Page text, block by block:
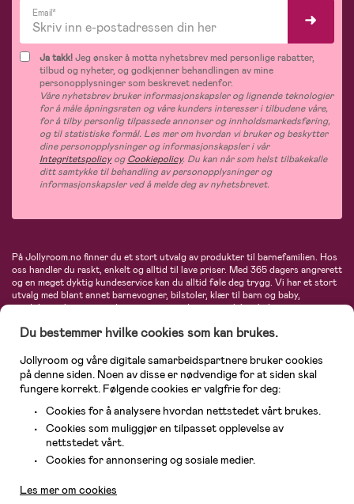
Email*
Ja takk!Jeg ønsker å motta nyhetsbrev med personlige rabatter,
tilbud og nyheter, og godkjenner behandlingen av mine
personopplysninger som beskrevet nedenfor.
Våre nyhetsbrev bruker informasjonskapsler og lignende teknologier
for å måle åpningsraten og våre kunders interesser i tilbudene våre,
for å tilby personlig tilpassede annonser og innholdsmarkedsføring,
og til statistiske formål. Les mer om hvordan vi bruker og beskytter
dine personopplysninger og informasjonskapsler i vår
IntegritetspolicyogCookiepolicy. Du kan når som helst tilbakekalle
ditt samtykke til behandling av personopplysninger og
informasjonskapsler ved å melde deg av nyhetsbrevet.
På Jollyroom.no finner du et stort utvalg av produkter til barnefamilien. Hos
oss handler du raskt, enkelt og alltid til lave priser. Med 365 dagers angrerett
og en meget dyktig kundeservice kan du alltid føle deg trygg. Vi har et stort
utvalg med blant annet barnevogner, bilstoler, klær til barn og baby,
produkter til mor, mengder av inspirerende interiør, leker, babyustyr og mye
Maxi-Cosi, Baby Jogger, BabyBjörn, Didriksons, KidKraft, Ergobaby, Philips
største nettbutikk for barn og baby!
Du bestemmer hvilke cookies som kan brukes.
Jollyroom og våre digitale samarbeidspartnere bruker cookies
på denne siden. Noen av disse er nødvendige for at siden skal
fungere korrekt. Følgende cookies er valgfrie for deg:
Cookies for å analysere hvordan nettstedet vårt brukes.
Cookies som muliggjør en tilpasset opplevelse av
nettstedet vårt.
Cookies for annonsering og sosiale medier.
Les mer om cookies